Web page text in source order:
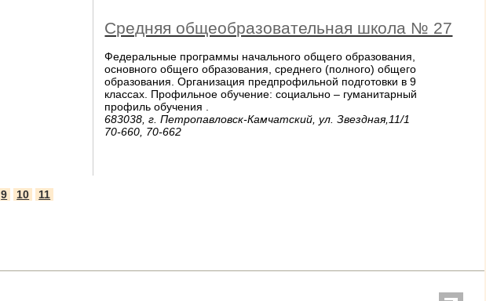
Средняя общеобразовательная школа № 27
Федеральные программы начального общего образования,
основного общего образования, среднего (полного) общего
образования. Организация предпрофильной подготовки в 9
классах. Профильное обучение: социально – гуманитарный
профиль обучения .
683038, г. Петропавловск-Камчатский, ул. Звездная,11/1
70-660, 70-662
9 10 11